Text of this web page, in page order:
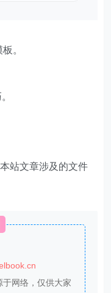
。
站文章涉及的文件
网络，仅供大家